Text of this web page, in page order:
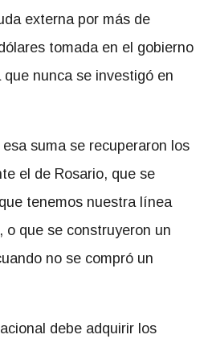
externa por más de
tomada en el gobierno
nunca se investigó en
suma se recuperaron los
el de Rosario, que se
tenemos nuestra línea
o que se construyeron un
no se compró un
debe adquirir los